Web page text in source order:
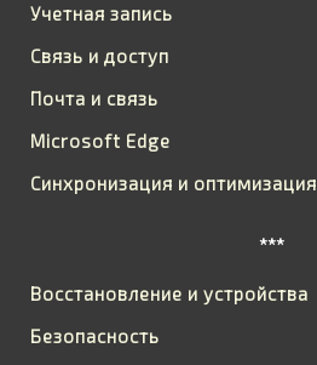
Учетная запись
Связь и доступ
Почта и связь
Microsoft Edge
Синхронизация и оптимизация
***
Восстановление и устройства
Безопасность